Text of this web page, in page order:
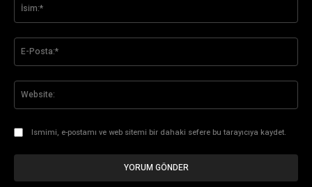
Ismimi, e-postamı ve web sitemi bir dahaki sefere bu tarayıcıya kaydet.